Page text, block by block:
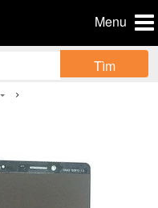
Menu
Tìm